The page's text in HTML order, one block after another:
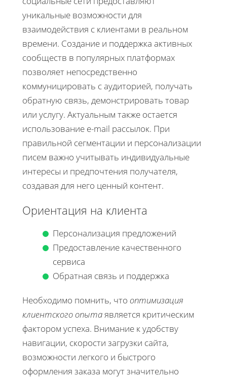
уникальные возможности для
взаимодействия с клиентами в реальном
времени. Создание и поддержка активных
сообществ в популярных платформах
позволяет непосредственно
коммуницировать с аудиторией, получать
обратную связь, демонстрировать товар
или услугу. Актуальным также остается
использование e-mail рассылок. При
правильной сегментации и персонализации
писем важно учитывать индивидуальные
интересы и предпочтения получателя,
создавая для него ценный контент.
Ориентация на клиента
Персонализация предложений
Предоставление качественного
сервиса
Обратная связь и поддержка
Необходимо помнить, что оптимизация
клиентского опытаявляется критическим
фактором успеха. Внимание к удобству
навигации, скорости загрузки сайта,
возможности легкого и быстрого
оформления заказа могут значительно